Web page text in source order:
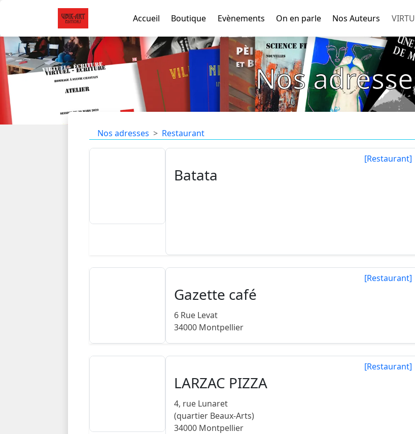
Accueil Boutique Evènements On en parle Nos Auteurs
Nos
Nos adresses Restaurant
[Restaurant]
Batata
[Restaurant]
Gazette café
6 Rue Levat
34000 Montpellier
[Restaurant]
LARZAC PIZZA
4, rue Lunaret
(quartier Beaux-Arts)
34000 Montpellier